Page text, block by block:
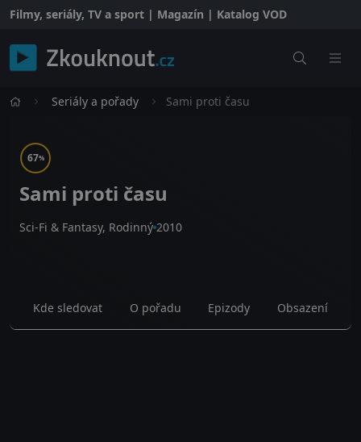
Filmy, seriály, TV a sport | Magazín | Katalog VOD
Seriály a pořady Sami proti času
67%
Sami proti času
Sci-Fi & Fantasy, Rodinný 2010
Kde sledovat O pořadu Epizody Obsazení